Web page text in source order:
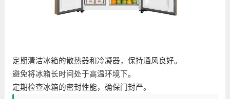
定期清洁冰箱的散热器和冷凝器，保持通风良好。
避免将冰箱长时间处于高温环境下。
定期检查冰箱的密封性能，确保门封严。